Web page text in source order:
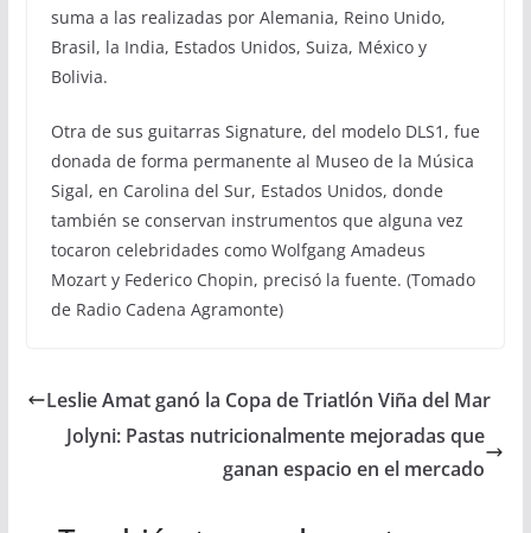
suma a las realizadas por Alemania, Reino Unido,
Brasil, la India, Estados Unidos, Suiza, México y
Bolivia.
Otra de sus guitarras Signature, del modelo DLS1, fue
donada de forma permanente al Museo de la Música
Sigal, en Carolina del Sur, Estados Unidos, donde
también se conservan instrumentos que alguna vez
tocaron celebridades como Wolfgang Amadeus
Mozart y Federico Chopin, precisó la fuente. (Tomado
de Radio Cadena Agramonte)
Leslie Amat ganó la Copa de Triatlón Viña del Mar
Jolyni: Pastas nutricionalmente mejoradas que
ganan espacio en el mercado